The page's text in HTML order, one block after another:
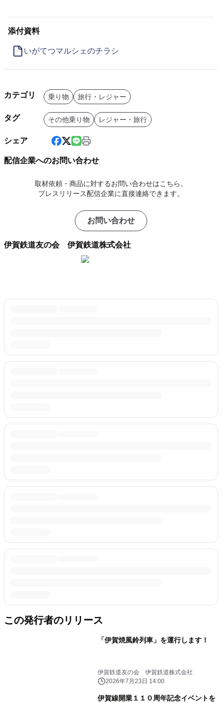
添付資料
いがてつマルシェのチラシ
カテゴリ 乗り物 旅行・レジャー
タグ その他乗り物 レジャー・旅行
シェア
配信企業へのお問い合わせ
取材依頼・商品に対するお問い合わせはこちら。
プレスリリース配信企業に直接連絡できます。
お問い合わせ
伊賀鉄道友の会 伊賀鉄道株式会社
この発行者のリリース
「伊賀焼風鈴列車」を運行します！
伊賀鉄道友の会 伊賀鉄道株式会社
2026年7月23日 14:00
伊賀線開業１１０周年記念イベントを